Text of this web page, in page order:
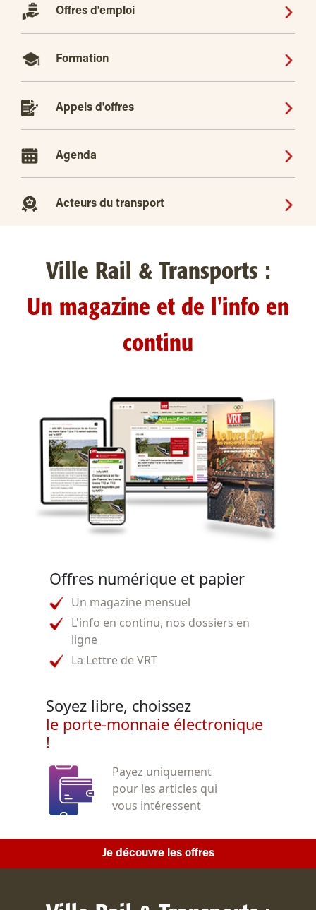
Offres d'emploi
Formation
Appels d'offres
Agenda
Acteurs du transport
Ville Rail & Transports :
Un magazine et de l'info en
continu
Offres numérique et papier
Un magazine mensuel
L'info en continu, nos dossiers en
ligne
La Lettre de VRT
Soyez libre, choissez
le porte-monnaie électronique
!
Payez uniquement
pour les articles qui
vous intéressent
Je découvre les offres